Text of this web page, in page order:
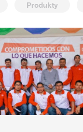
Produkty